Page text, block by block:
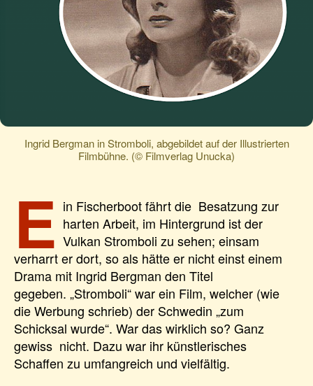
Ingrid Bergman in Stromboli, abgebildet auf der Illustrierten
Filmbühne. (© Filmverlag Unucka)
E in Fischerboot fährt die Besatzung zur
harten Arbeit, im Hintergrund ist der
Vulkan Stromboli zu sehen; einsam
verharrt er dort, so als hätte er nicht einst einem
Drama mit Ingrid Bergman den Titel
gegeben. „Stromboli“ war ein Film, welcher (wie
die Werbung schrieb) der Schwedin „zum
Schicksal wurde“. War das wirklich so? Ganz
gewiss nicht. Dazu war ihr künstlerisches
Schaffen zu umfangreich und vielfältig.